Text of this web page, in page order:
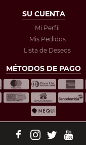
SU CUENTA
Mi Perfil
Mis Pedidos
Lista de Deseos
MÉTODOS DE PAGO